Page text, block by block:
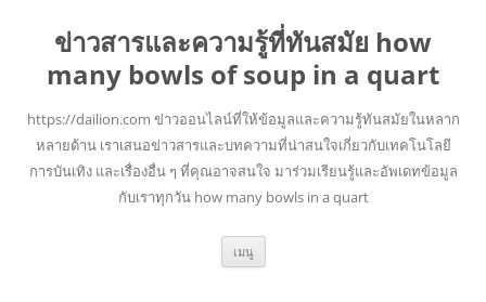
ข่าวสารและความรู้ที่ทันสมัย how
many bowls of soup in a quart
https://dailion.com ข่าวออนไลน์ที่ให้ข้อมูลและความรู้ทันสมัยในหลาก
หลายด้าน เราเสนอข่าวสารและบทความที่น่าสนใจเกี่ยวกับเทคโนโลยี
การบันเทิง และเรื่องอื่น ๆ ที่คุณอาจสนใจ มาร่วมเรียนรู้และอัพเดทข้อมูล
กับเราทุกวัน how many bowls in a quart
เมนู ข้าม
ยัง